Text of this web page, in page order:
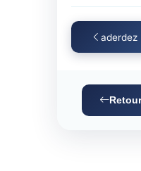
aderdez